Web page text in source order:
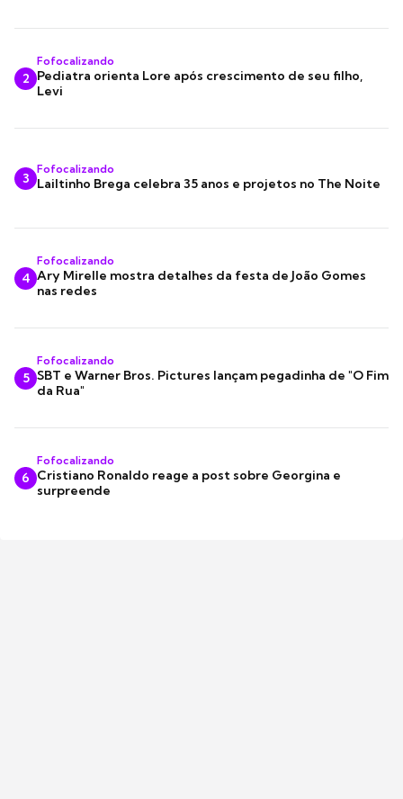
2
Fofocalizando
Pediatra orienta Lore após crescimento de seu filho,
Levi
3
Fofocalizando
Lailtinho Brega celebra 35 anos e projetos no The Noite
4
Fofocalizando
Ary Mirelle mostra detalhes da festa de João Gomes
nas redes
5
Fofocalizando
SBT e Warner Bros. Pictures lançam pegadinha de "O Fim
da Rua"
6
Fofocalizando
Cristiano Ronaldo reage a post sobre Georgina e
surpreende